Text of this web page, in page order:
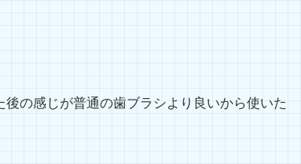
の感じが普通の歯ブラシより良いから使いた